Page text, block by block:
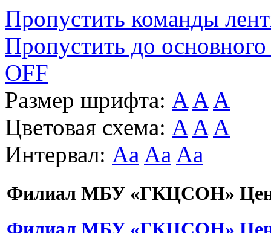
Пропустить команды
Пропустить до основного
OFF
Размер шрифта: A A A
Цветовая схема: A A A
Интервал: Aa Aa Aa
Филиал МБУ «ГКЦСОН»